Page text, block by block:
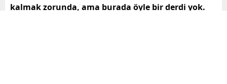
kalmak zorunda, ama burada öyle bir derdi yok.